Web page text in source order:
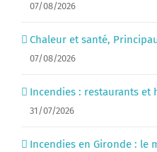
07/08/2026
Chaleur et santé,
07/08/2026
Incendies : restaurants et
31/07/2026
Incendies en Gironde : le